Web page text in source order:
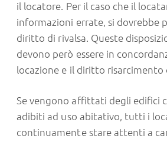
il locatore. Per il caso che il
informazioni errate, si dovrebbe
diritto di rivalsa. Queste
devono però essere in
locazione e il diritto risarcimento
Se vengono affittati degli edifici
adibiti ad uso abitativo, tutti i
continuamente stare attenti a